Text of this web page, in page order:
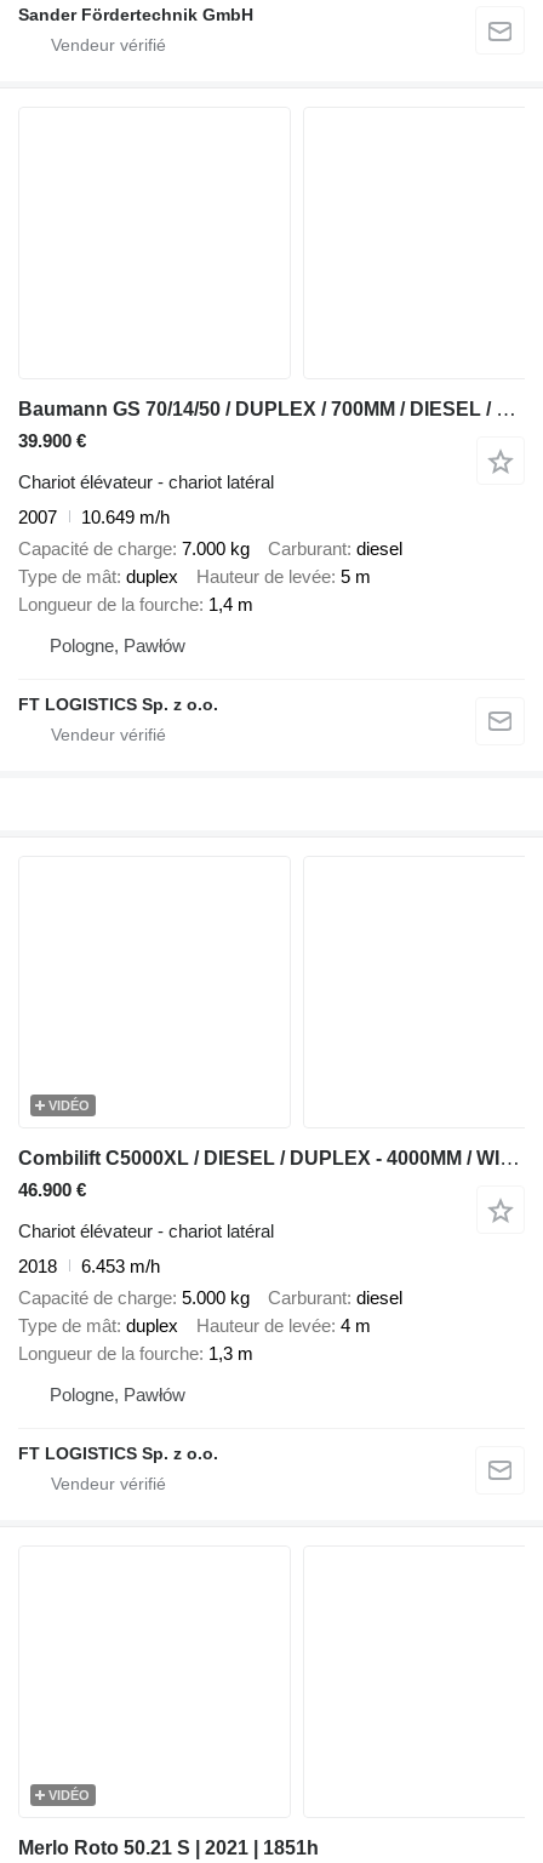
Sander Fördertechnik GmbH
Baumann GS 70/14/50 / DUPLEX / 700MM / DIESEL / LIKE-NEW
39.900 €
Chariot élévateur - chariot latéral
2007
10.649 m/h
Capacité de charge 7.000 kg Carburant diesel
Type de mât duplex Hauteur de levée 5 m
Longueur de la fourche 1,4 m
Pologne, Pawłów
FT LOGISTICS Sp. z o.o.
VIDÉO
Combilift C5000XL / DIESEL / DUPLEX - 4000MM / WIDE FORK POSITIONER 3350MM
46.900 €
Chariot élévateur - chariot latéral
2018
6.453 m/h
Capacité de charge 5.000 kg Carburant diesel
Type de mât duplex Hauteur de levée 4 m
Longueur de la fourche 1,3 m
Pologne, Pawłów
FT LOGISTICS Sp. z o.o.
VIDÉO
Merlo Roto 50.21 S | 2021 | 1851h